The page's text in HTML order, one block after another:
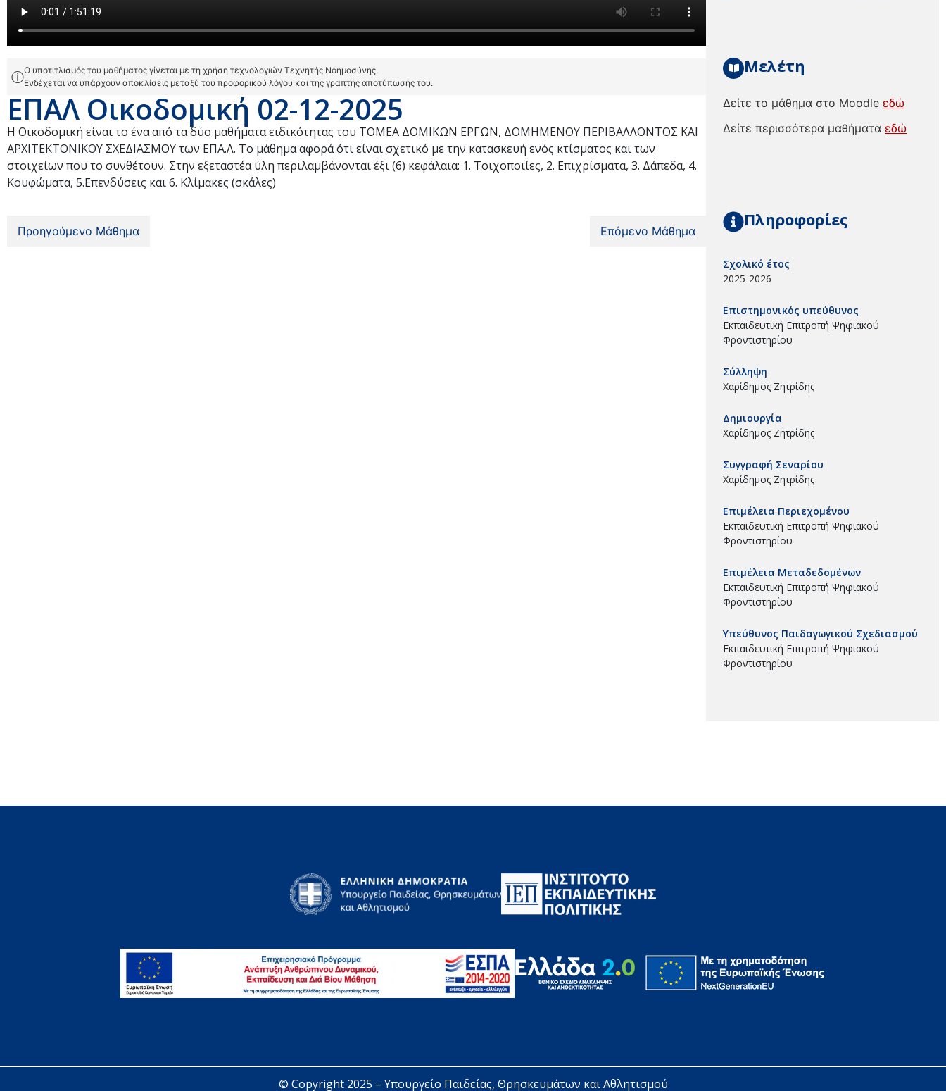
ⓘΟ υποτιτλισμός του μαθήματος γίνεται με τη χρήση τεχνολογιών Τεχνητής Νοημοσύνης.
Ενδέχεται να υπάρχουν αποκλίσεις μεταξύ του προφορικού λόγου και της γραπτής αποτύπωσής του.
ΕΠΑΛ Οικοδομική 02-12-2025
Η Οικοδομική είναι το ένα από τα δύο μαθήματα ειδικότητας του ΤΟΜΕΑ ΔΟΜΙΚΩΝ ΕΡΓΩΝ, ΔΟΜΗΜΕΝΟΥ ΠΕΡΙΒΑΛΛΟΝΤΟΣ ΚΑΙ
ΑΡΧΙΤΕΚΤΟΝΙΚΟΥ ΣΧΕΔΙΑΣΜΟΥ των ΕΠΑ.Λ. Το μάθημα αφορά ότι είναι σχετικό με την κατασκευή ενός κτίσματος και των
στοιχείων που το συνθέτουν. Στην εξεταστέα ύλη περιλαμβάνονται έξι (6) κεφάλαια: 1. Τοιχοποιίες, 2. Επιχρίσματα, 3. Δάπεδα, 4.
Κουφώματα, 5.Επενδύσεις και 6. Κλίμακες (σκάλες)
Προηγούμενο Μάθημα Επόμενο Μάθημα
Μελέτη
Δείτε το μάθημα στο Moodle εδώ
Δείτε περισσότερα μαθήματα εδώ
Πληροφορίες
Σχολικό έτος
2025-2026
Επιστημονικός υπεύθυνος
Εκπαιδευτική Επιτροπή Ψηφιακού
Φροντιστηρίου
Σύλληψη
Χαρίδημος Ζητρίδης
Δημιουργία
Χαρίδημος Ζητρίδης
Συγγραφή Σεναρίου
Χαρίδημος Ζητρίδης
Επιμέλεια Περιεχομένου
Εκπαιδευτική Επιτροπή Ψηφιακού
Φροντιστηρίου
Επιμέλεια Μεταδεδομένων
Εκπαιδευτική Επιτροπή Ψηφιακού
Φροντιστηρίου
Υπεύθυνος Παιδαγωγικού Σχεδιασμού
Εκπαιδευτική Επιτροπή Ψηφιακού
Φροντιστηρίου
© Copyright 2025 – Υπουργείο Παιδείας, Θρησκευμάτων και Αθλητισμού